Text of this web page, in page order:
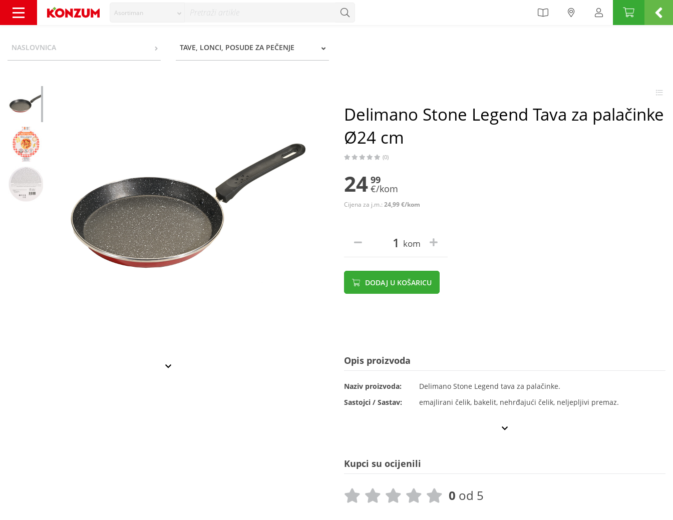
Asortiman
NASLOVNICA TAVE, LONCI, POSUDE ZA PEČENJE
Delimano Stone Legend Tava za palačinke
Ø24 cm
(0)
24 99
€/kom
Cijena za j.m.: 24,99 €/kom
kom
DODAJ U KOŠARICU
Opis proizvoda
Naziv proizvoda:
Delimano Stone Legend tava za palačinke.
Sastojci / Sastav:
emajlirani čelik, bakelit, nehrđajući čelik, neljepljivi premaz.
Kupci su ocijenili
0 od 5